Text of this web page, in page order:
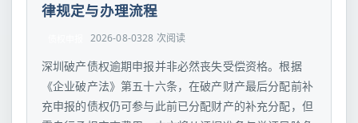
律规定与办理流程
2026-08-0328 次阅读
深圳破产债权逾期申报并非必然丧失受偿资格。根据
《企业破产法》第五十六条，在破产财产最后分配前补
充申报的债权仍可参与此前已分配财产的补充分配，但